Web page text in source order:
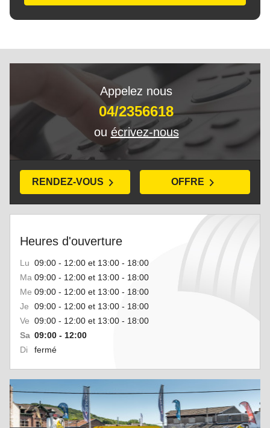
Appelez nous
04/2356618
ou écrivez-nous
RENDEZ-VOUS OFFRE
Heures d'ouverture
Lu 09:00 - 12:00 et 13:00 - 18:00
Ma 09:00 - 12:00 et 13:00 - 18:00
Me 09:00 - 12:00 et 13:00 - 18:00
Je
09:00 - 12:00 et 13:00 - 18:00
Ve 09:00 - 12:00 et 13:00 - 18:00
Sa 09:00 - 12:00
Di
fermé